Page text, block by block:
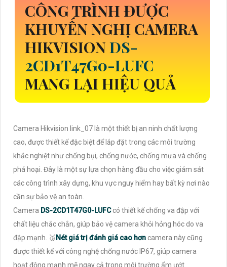
CÔNG TRÌNH ĐƯỢC
KHUYẾN NGHỊ CAMERA
HIKVISIONDS-
2CD1T47G0-LUFC
MANG LẠI HIỆU QUẢ
Camera Hikvision link_07 là một thiết bị an ninh chất lượng
cao, được thiết kế đặc biệt để lắp đặt trong các môi trường
khắc nghiệt như chống bụi, chống nước, chống mưa và chống
phá hoại. Đây là một sự lựa chọn hàng đầu cho việc giám sát
các công trình xây dựng, khu vực nguy hiểm hay bất kỳ nơi nào
cần sự bảo vệ an toàn.
Camera DS-2CD1T47G0-LUFCcó thiết kế chống va đập với
chất liệu chắc chắn, giúp bảo vệ camera khỏi hỏng hóc do va
đập mạnh. 🥉 Nét giá trị đánh giá cao hơncamera này cũng
được thiết kế với công nghệ chống nước IP67, giúp camera
hoạt động mạnh mẽ ngay cả trong môi trường ẩm ướt.